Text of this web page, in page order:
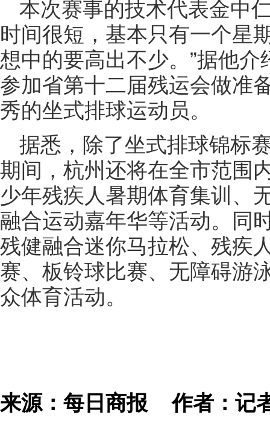
本次赛事的技术代表金中
时间很短，基本只有一个星
想中的要高出不少。”据他
参加省第十二届残运会做准
秀的坐式排球运动员。
据悉，除了坐式排球锦标
期间，杭州还将在全市范围
少年残疾人暑期体育集训、
融合运动嘉年华等活动。同
残健融合迷你马拉松、残疾
赛、板铃球比赛、无障碍游
众体育活动。
来源：每日商报作者：记